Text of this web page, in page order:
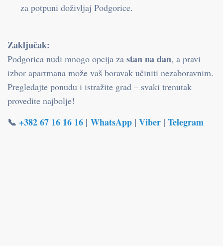
za potpuni doživljaj Podgorice.
Zaključak:
Podgorica nudi mnogo opcija za stan na dan, a pravi
izbor apartmana može vaš boravak učiniti nezaboravnim.
Pregledajte ponudu i istražite grad – svaki trenutak
provedite najbolje!
📞 +382 67 16 16 16 | WhatsApp | Viber | Telegram